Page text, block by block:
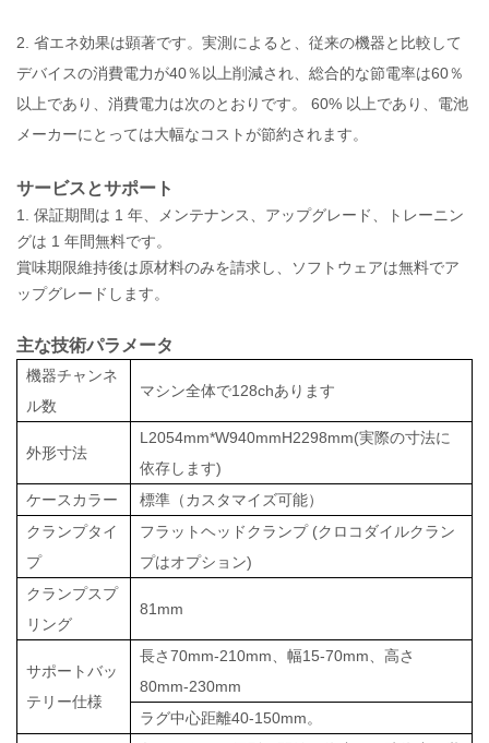
2. 省エネ効果は顕著です。実測によると、従来の機器と比較して
デバイスの消費電力が40％以上削減され、総合的な節電率は60％
以上であり、消費電力は次のとおりです。 60% 以上であり、電池
メーカーにとっては大幅なコストが節約されます。
サービスとサポート
1. 保証期間は 1 年、メンテナンス、アップグレード、トレーニン
グは 1 年間無料です。
賞味期限維持後は原材料のみを請求し、ソフトウェアは無料でア
ップグレードします。
主な技術パラメータ
機器チャンネ
ル数
マシン全体で128chあります
外形寸法
L2054mm*W940mmH2298mm(実際の寸法に
依存します)
ケースカラー
標準（カスタマイズ可能）
クランプタイ
プ
フラットヘッドクランプ (クロコダイルクラン
プはオプション)
クランプスプ
リング
81mm
サポートバッ
テリー仕様
長さ70mm-210mm、幅15-70mm、高さ
80mm-230mm
ラグ中心距離40-150mm。